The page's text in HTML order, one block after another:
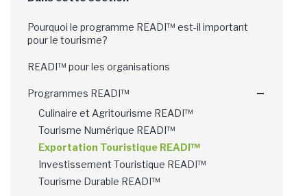
Pourquoi le programme READI™ est-il important
pour le tourisme?
READI™ pour les organisations
Programmes READI™
Culinaire et Agritourisme READI™
Tourisme Numérique READI™
Exportation Touristique READI™
Investissement Touristique READI™
Tourisme Durable READI™